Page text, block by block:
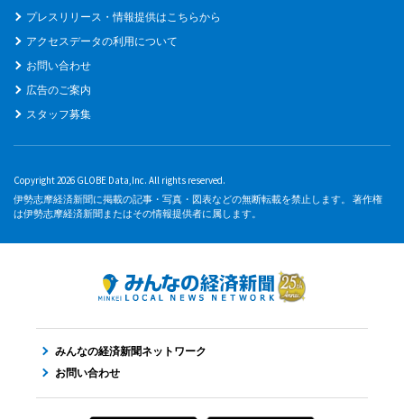
プレスリリース・情報提供はこちらから
アクセスデータの利用について
お問い合わせ
広告のご案内
スタッフ募集
Copyright 2026 GLOBE Data,Inc. All rights reserved.
伊勢志摩経済新聞に掲載の記事・写真・図表などの無断転載を禁止します。 著作権
は伊勢志摩経済新聞またはその情報提供者に属します。
みんなの経済新聞ネットワーク
お問い合わせ